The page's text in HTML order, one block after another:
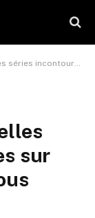
Apple TV+ qui vont vous captiver !
sur